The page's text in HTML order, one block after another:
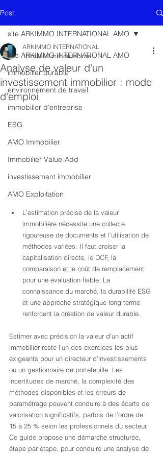
Post
site ARKIMMO INTERNATIONAL AMO
immobilier durable
environnement de travail
immobilier d'entreprise
ESG
AMO Immobilier
Immobilier Value-Add
investissement immobilier
AMO Exploitation
site ARKIMMO INTERNATIONAL AMO
Analyse de valeur d'un
investissement immobilier : mode
d'emploi
ARKIMMO INTERNATIONAL
10 mai 10 min de lecture
L’estimation précise de la valeur
immobilière nécessite une collecte
rigoureuse de documents et l’utilisation de
méthodes variées. Il faut croiser la
capitalisation directe, le DCF, la
comparaison et le coût de remplacement
pour une évaluation fiable. La
connaissance du marché, la durabilité ESG
et une approche stratégique long terme
renforcent la création de valeur durable.
Estimer avec précision la valeur d’un actif
immobilier reste l’un des exercices les plus
exigeants pour un directeur d’investissements
ou un gestionnaire de portefeuille. Les
incertitudes de marché, la complexité des
méthodes disponibles et les erreurs de
paramétrage peuvent conduire à des écarts de
valorisation significatifs, parfois de l’ordre de
15 à 25 % selon les professionnels du secteur.
Ce guide propose une démarche structurée,
étape par étape, pour conduire une analyse de